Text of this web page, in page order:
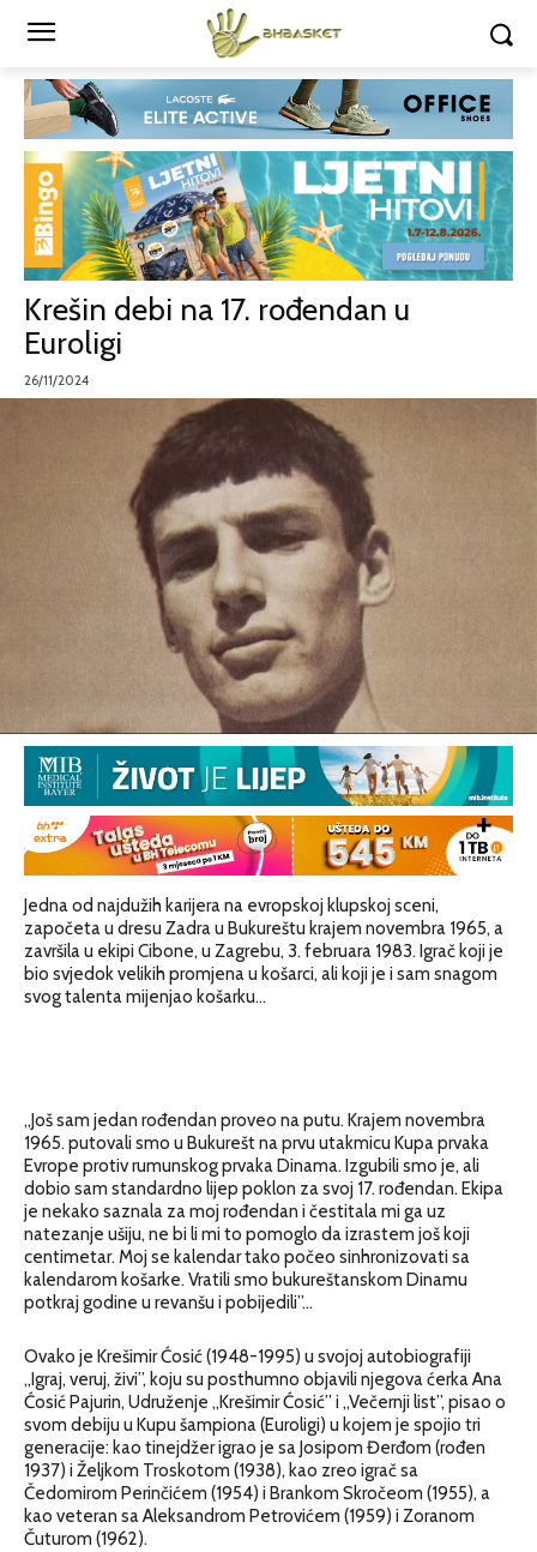
Krešin debi na 17. rođendan u
Euroligi
26/11/2024
Jedna od najdužih karijera na evropskoj klupskoj sceni,
započeta u dresu Zadra u Bukureštu krajem novembra 1965, a
završila u ekipi Cibone, u Zagrebu, 3. februara 1983. Igrač koji je
bio svjedok velikih promjena u košarci, ali koji je i sam snagom
svog talenta mijenjao košarku…
„Još sam jedan rođendan proveo na putu. Krajem novembra
1965. putovali smo u Bukurešt na prvu utakmicu Kupa prvaka
Evrope protiv rumunskog prvaka Dinama. Izgubili smo je, ali
dobio sam standardno lijep poklon za svoj 17. rođendan. Ekipa
je nekako saznala za moj rođendan i čestitala mi ga uz
natezanje ušiju, ne bi li mi to pomoglo da izrastem još koji
centimetar. Moj se kalendar tako počeo sinhronizovati sa
kalendarom košarke. Vratili smo bukureštanskom Dinamu
potkraj godine u revanšu i pobijedili”…
Ovako je Krešimir Ćosić (1948-1995) u svojoj autobiografiji
„Igraj, veruj, živi”, koju su posthumno objavili njegova ćerka Ana
Ćosić Pajurin, Udruženje „Krešimir Ćosić” i „Večernji list”, pisao o
svom debiju u Kupu šampiona (Euroligi) u kojem je spojio tri
generacije: kao tinejdžer igrao je sa Josipom Đerđom (rođen
1937) i Željkom Troskotom (1938), kao zreo igrač sa
Čedomirom Perinčićem (1954) i Brankom Skročeom (1955), a
kao veteran sa Aleksandrom Petrovićem (1959) i Zoranom
Čuturom (1962).